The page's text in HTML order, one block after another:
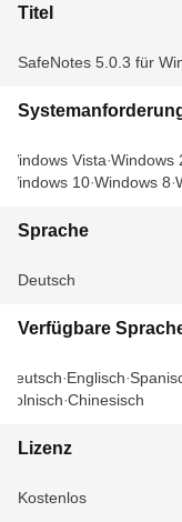
Titel
SafeNotes 5.0.3 für
Windows Vista Windows
Windows 10 Windows 8
Sprache
Deutsch
Verfügbare
Deutsch Englisch
Polnisch Chinesisch
Lizenz
Kostenlos